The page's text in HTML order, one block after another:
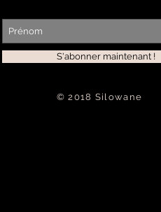
S'abonner maintenant !
© 2018 Silowane